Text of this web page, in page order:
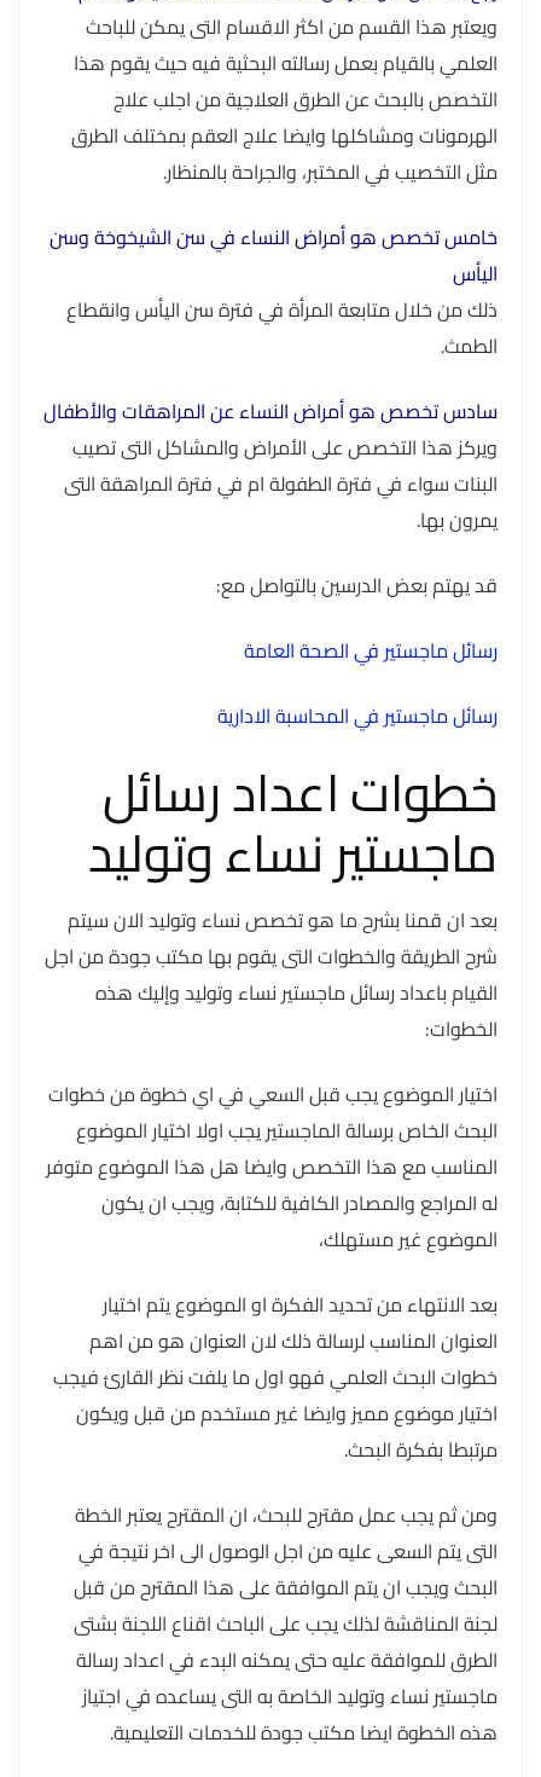
ويعتبر هذا القسم من اكثر الاقسام التى يمكن للباحث
العلمي بالقيام بعمل رسالته البحثية فيه حيث يقوم هذا
التخصص بالبحث عن الطرق العلاجية من اجلب علاج
الهرمونات ومشاكلها وايضا علاج العقم بمختلف الطرق
مثل التخصيب في المختبر، والجراحة بالمنظار.
خامس تخصص هو أمراض النساء في سن الشيخوخة وسن
اليأس
ذلك من خلال متابعة المرأة في فترة سن اليأس وانقطاع
الطمث.
سادس تخصص هو أمراض النساء عن المراهقات والأطفال
ويركز هذا التخصص على الأمراض والمشاكل التى تصيب
البنات سواء في فترة الطفولة ام في فترة المراهقة التى
يمرون بها.
قد يهتم بعض الدرسين بالتواصل مع:
رسائل ماجستير في الصحة العامة
رسائل ماجستير في المحاسبة الادارية
خطوات اعداد رسائل
ماجستير نساء وتوليد
بعد ان قمنا بشرح ما هو تخصص نساء وتوليد الان سيتم
شرح الطريقة والخطوات التى يقوم بها مكتب جودة من اجل
القيام باعداد رسائل ماجستير نساء وتوليد وإليك هذه
الخطوات:
اختيار الموضوع يجب قبل السعي في اي خطوة من خطوات
البحث الخاص برسالة الماجستير يجب اولا اختيار الموضوع
المناسب مع هذا التخصص وايضا هل هذا الموضوع متوفر
له المراجع والمصادر الكافية للكتابة، ويجب ان يكون
الموضوع غير مستهلك،
بعد الانتهاء من تحديد الفكرة او الموضوع يتم اختيار
العنوان المناسب لرسالة ذلك لان العنوان هو من اهم
خطوات البحث العلمي فهو اول ما يلفت نظر القارئ فيجب
اختيار موضوع مميز وايضا غير مستخدم من قبل ويكون
مرتبطا بفكرة البحث.
ومن ثم يجب عمل مقترح للبحث، ان المقترح يعتبر الخطة
التى يتم السعى عليه من اجل الوصول الى اخر نتيجة في
البحث ويجب ان يتم الموافقة على هذا المقترح من قبل
لجنة المناقشة لذلك يجب على الباحث اقناع اللجنة بشتى
الطرق للموافقة عليه حتى يمكنه البدء في اعداد رسالة
ماجستير نساء وتوليد الخاصة به التى يساعده في اجتياز
هذه الخطوة ايضا مكتب جودة للخدمات التعليمية.